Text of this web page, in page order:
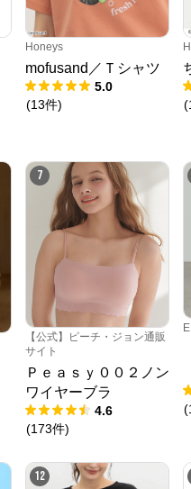
Honeys
mofusand／Ｔシャツ
5.0
(13件)
(
7
【公式】ピーチ・ジョン通販
サイト
Ｐｅａｓｙ００２ノン
ワイヤーブラ
4.6
(173件)
(
12
ク
クロスプラ
N.O.R.C (ノーク)、
（アツロウ タヤマ）、
ALPHA CUBIC (アルフ
(プチオンフルール)、
DERMASHARE (ダーマ
心に、多くの人気ブラン
レディースファッション
イテムをご提案します。